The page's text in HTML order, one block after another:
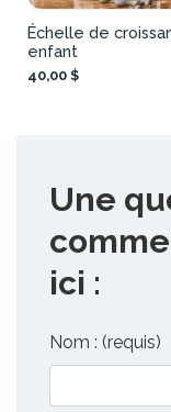
Échelle de
enfant
40,00 $
Une
ici :
Nom : (requis)